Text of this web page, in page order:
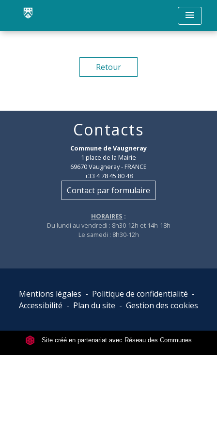
menu
Retour
Contacts
Commune de Vaugneray
1 place de la Mairie
69670 Vaugneray - FRANCE
+33 4 78 45 80 48
Contact par formulaire
HORAIRES :
Du lundi au vendredi : 8h30-12h et 14h-18h
Le samedi : 8h30-12h
Mentions légales - Politique de confidentialité -
Accessibilité - Plan du site - Gestion des cookies
Site créé en partenariat avec Réseau des Communes